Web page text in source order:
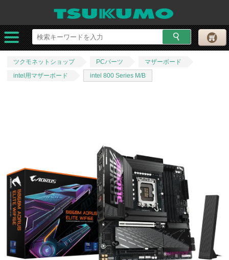
ツクモネットショップ PCパーツ
マザーボード
intel用マザーボード
intel 800 Series M/B